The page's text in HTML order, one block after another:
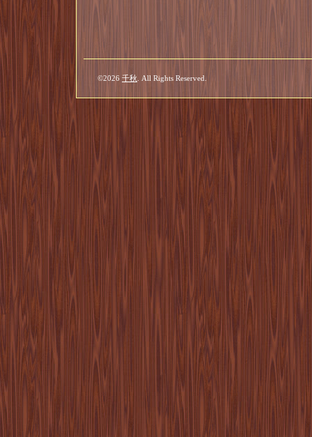
©2026 千秋 . All Rights Reserved.